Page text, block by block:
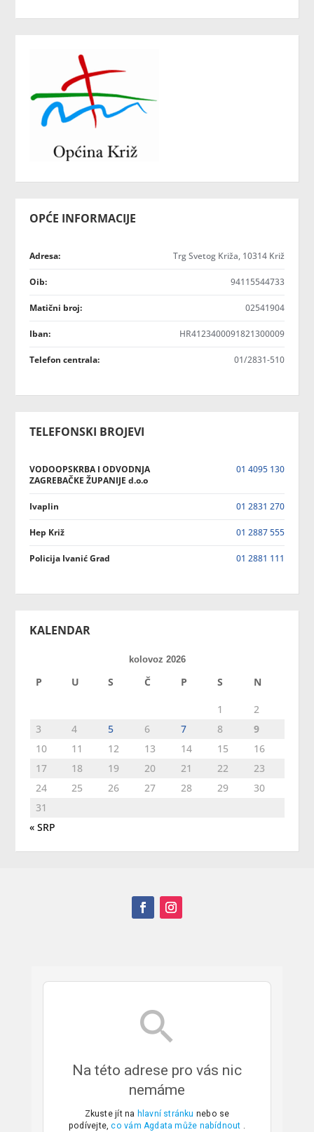
OPĆE INFORMACIJE
Adresa: Trg Svetog Križa, 10314 Križ
Oib: 94115544733
Matični broj: 02541904
Iban: HR4123400091821300009
Telefon centrala: 01/2831-510
TELEFONSKI BROJEVI
VODOOPSKRBA I ODVODNJA
ZAGREBAČKE ŽUPANIJE d.o.o
01 4095 130
Ivaplin 01 2831 270
Hep Križ 01 2887 555
Policija Ivanić Grad 01 2881 111
KALENDAR
kolovoz 2026
P U S Č P S N
1
2
3
4 5 6 7 8
9
10
11 12 13 14 15
16
17
18 19 20 21 22
23
24
25 26 27 28 29
30
31
« SRP